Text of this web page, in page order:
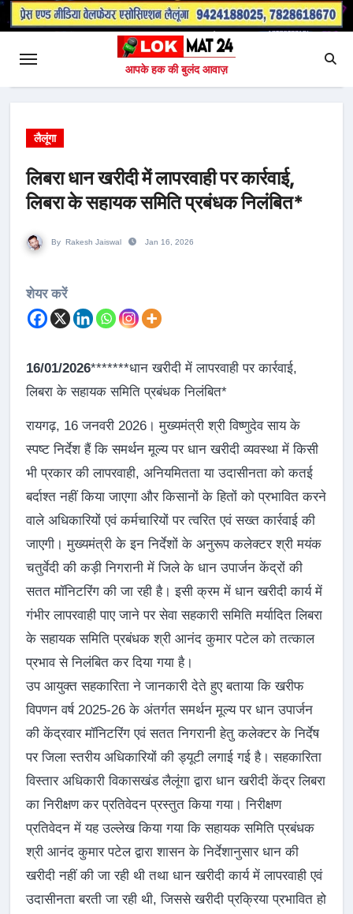
आपके हक की बुलंद आवाज़
लैलूंगा
लिबरा धान खरीदी में लापरवाही पर कार्रवाई,
लिबरा के सहायक समिति प्रबंधक निलंबित*
By Rakesh Jaiswal Jan 16, 2026
शेयर करें
16/01/2026*******धान खरीदी में लापरवाही पर कार्रवाई,
लिबरा के सहायक समिति प्रबंधक निलंबित*
रायगढ़, 16 जनवरी 2026। मुख्यमंत्री श्री विष्णुदेव साय के
स्पष्ट निर्देश हैं कि समर्थन मूल्य पर धान खरीदी व्यवस्था में किसी
भी प्रकार की लापरवाही, अनियमितता या उदासीनता को कतई
बर्दाश्त नहीं किया जाएगा और किसानों के हितों को प्रभावित करने
वाले अधिकारियों एवं कर्मचारियों पर त्वरित एवं सख्त कार्रवाई की
जाएगी। मुख्यमंत्री के इन निर्देशों के अनुरूप कलेक्टर श्री मयंक
चतुर्वेदी की कड़ी निगरानी में जिले के धान उपार्जन केंद्रों की
सतत मॉनिटरिंग की जा रही है। इसी क्रम में धान खरीदी कार्य में
गंभीर लापरवाही पाए जाने पर सेवा सहकारी समिति मर्यादित लिबरा
के सहायक समिति प्रबंधक श्री आनंद कुमार पटेल को तत्काल
प्रभाव से निलंबित कर दिया गया है।
उप आयुक्त सहकारिता ने जानकारी देते हुए बताया कि खरीफ
विपणन वर्ष 2025-26 के अंतर्गत समर्थन मूल्य पर धान उपार्जन
की केंद्रवार मॉनिटरिंग एवं सतत निगरानी हेतु कलेक्टर के निर्देष
पर जिला स्तरीय अधिकारियों की ड्यूटी लगाई गई है। सहकारिता
विस्तार अधिकारी विकासखंड लैलूंगा द्वारा धान खरीदी केंद्र लिबरा
का निरीक्षण कर प्रतिवेदन प्रस्तुत किया गया। निरीक्षण
प्रतिवेदन में यह उल्लेख किया गया कि सहायक समिति प्रबंधक
श्री आनंद कुमार पटेल द्वारा शासन के निर्देशानुसार धान की
खरीदी नहीं की जा रही थी तथा धान खरीदी कार्य में लापरवाही एवं
उदासीनता बरती जा रही थी, जिससे खरीदी प्रक्रिया प्रभावित हो